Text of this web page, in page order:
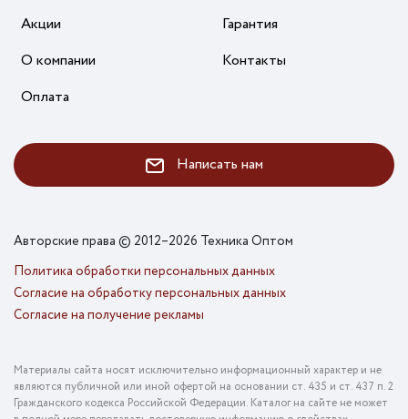
Акции
О компании
Оплата
Гарантия
Контакты
Написать нам
Авторские права © 2012–2026 Техника Оптом
Политика обработки персональных данных
Согласие на обработку персональных данных
Согласие на получение рекламы
Материалы сайта носят исключительно информационный характер и не
являются публичной или иной офертой на основании ст. 435 и ст. 437 п. 2
Гражданского кодекса Российской Федерации. Каталог на сайте не может